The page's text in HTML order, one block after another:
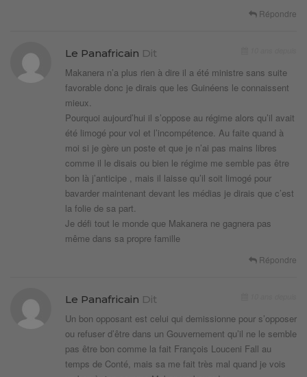
Répondre
Le Panafricain Dit
Makanera n’a plus rien à dire il a été ministre sans suite
favorable donc je dirais que les Guinéens le connaissent
mieux.
Pourquoi aujourd’hui il s’oppose au régime alors qu’il avait
été limogé pour vol et l’incompétence. Au faite quand à
moi si je gère un poste et que je n’ai pas mains libres
comme il le disais ou bien le régime me semble pas être
bon là j’anticipe , mais il laisse qu’il soit limogé pour
bavarder maintenant devant les médias je dirais que c’est
la folie de sa part.
Je défi tout le monde que Makanera ne gagnera pas
même dans sa propre famille
Répondre
Le Panafricain Dit
Un bon opposant est celui qui demissionne pour s’opposer
ou refuser d’être dans un Gouvernement qu’il ne le semble
pas être bon comme la fait François Louceni Fall au
temps de Conté, mais sa me fait très mal quand je vois